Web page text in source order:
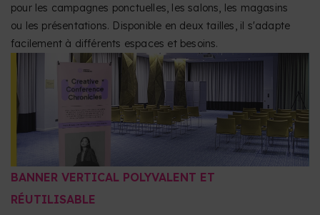
pour les campagnes ponctuelles, les salons, les magasins
ou les présentations. Disponible en deux tailles, il s'adapte
facilement à différents espaces et besoins.
BANNER VERTICAL POLYVALENT ET
RÉUTILISABLE